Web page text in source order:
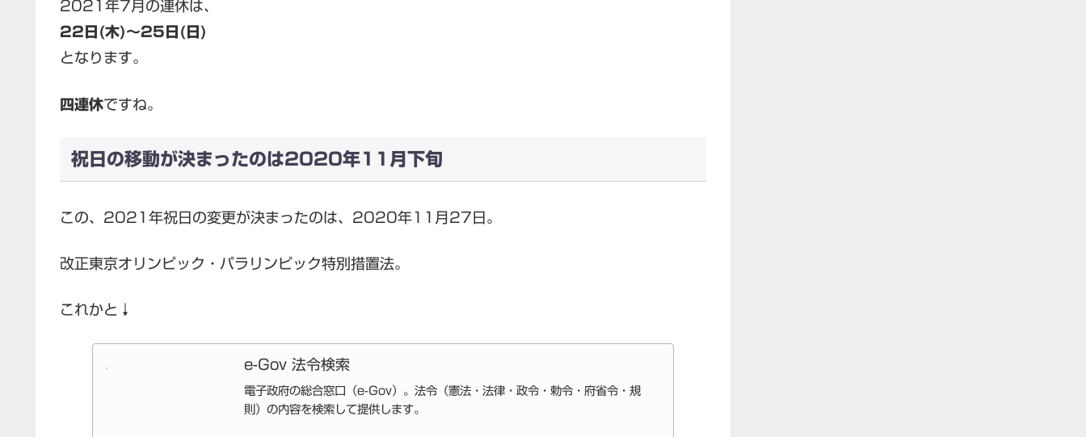
2021年7月の連休は、
22日(木)～25日(日)
となります。
四連休ですね。
祝日の移動が決まったのは2020年11月下旬
この、2021年祝日の変更が決まったのは、2020年11月27日。
改正東京オリンピック・パラリンピック特別措置法。
これかと↓
e-Gov 法令検索
電子政府の総合窓口（e-Gov）。法令（憲法・法律・政令・勅令・府省令・規
則）の内容を検索して提供します。